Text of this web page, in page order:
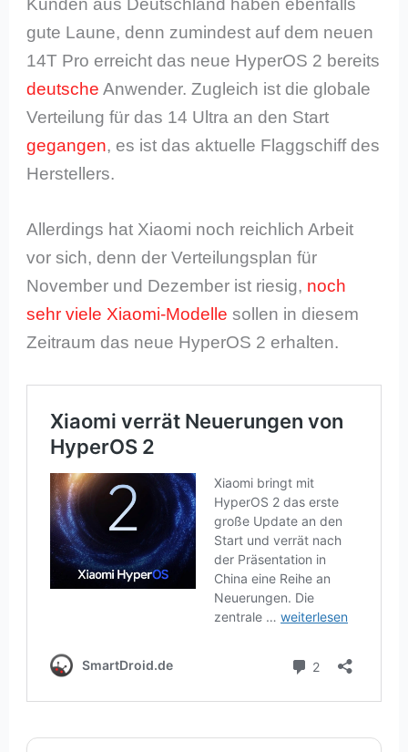
Kunden aus Deutschland haben ebenfalls
gute Laune, denn zumindest auf dem neuen
14T Pro erreicht das neue HyperOS 2 bereits
deutsche Anwender. Zugleich ist die globale
Verteilung für das 14 Ultra an den Start
gegangen, es ist das aktuelle Flaggschiff des
Herstellers.
Allerdings hat Xiaomi noch reichlich Arbeit
vor sich, denn der Verteilungsplan für
November und Dezember ist riesig, noch
sehr viele Xiaomi-Modelle sollen in diesem
Zeitraum das neue HyperOS 2 erhalten.